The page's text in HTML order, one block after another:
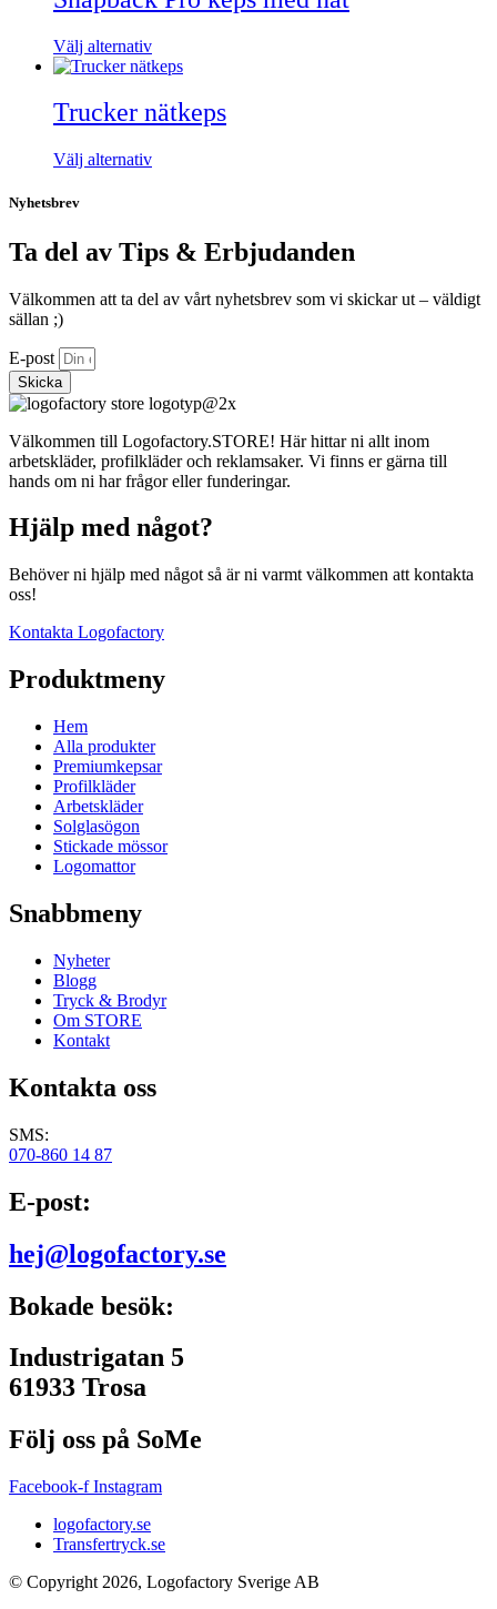
väljas
produktsidan
flera
De
olika
kan
väljas
produktsidan
Välj alternativDen
här
har
flera
De
väljas
på
Trucker nätkeps
Välj alternativDen
varianter.
olika
produktsidan
Nyhetsbrev
Ta del av Tips & Erbjudanden
Välkommen att ta del av vårt nyhetsbrev som vi skickar ut – väldigt
sällan ;)
E-post
Skicka
Välkommen till Logofactory.STORE! Här hittar ni allt inom
arbetskläder, profilkläder och reklamsaker. Vi finns er gärna till
hands om ni har frågor eller funderingar.
Hjälp med något?
Behöver ni hjälp med något så är ni varmt välkommen att kontakta
oss!
Kontakta Logofactory
Produktmeny
Hem
Alla produkter
Premiumkepsar
Profilkläder
Arbetskläder
Solglasögon
Stickade mössor
Logomattor
Snabbmeny
Nyheter
Blogg
Tryck & Brodyr
Om STORE
Kontakt
Kontakta oss
SMS:
070-860 14 87
E-post:
hej@logofactory.se
Bokade besök:
Industrigatan 5
61933 Trosa
Följ oss på SoMe
Facebook-f Instagram
logofactory.se
Transfertryck.se
© Copyright 2026, Logofactory Sverige AB